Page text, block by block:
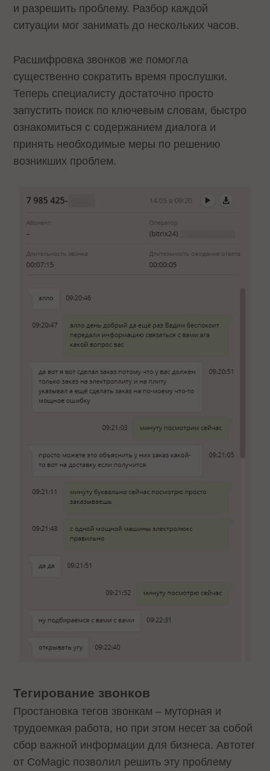
и разрешить проблему. Разбор каждой
ситуации мог занимать до нескольких часов.
Расшифровка звонков же помогла
существенно сократить время прослушки.
Теперь специалисту достаточно просто
запустить поиск по ключевым словам, быстро
ознакомиться с содержанием диалога и
принять необходимые меры по решению
возникших проблем.
Тегирование звонков
Простановка тегов звонкам – муторная и
трудоемкая работа, но при этом несет за собой
сбор важной информации для бизнеса. Автотег
от CoMagic позволил решить эту проблему